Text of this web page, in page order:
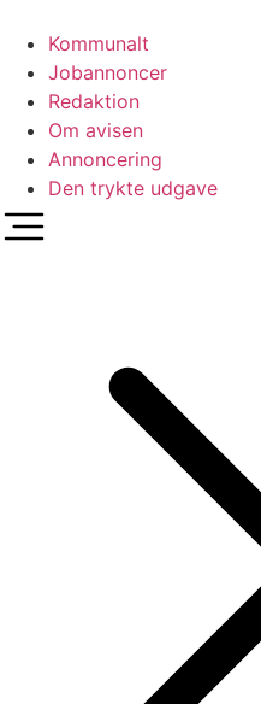
indhold
Kommunalt
Jobannoncer
Redaktion
Om avisen
Annoncering
Den trykte udgave